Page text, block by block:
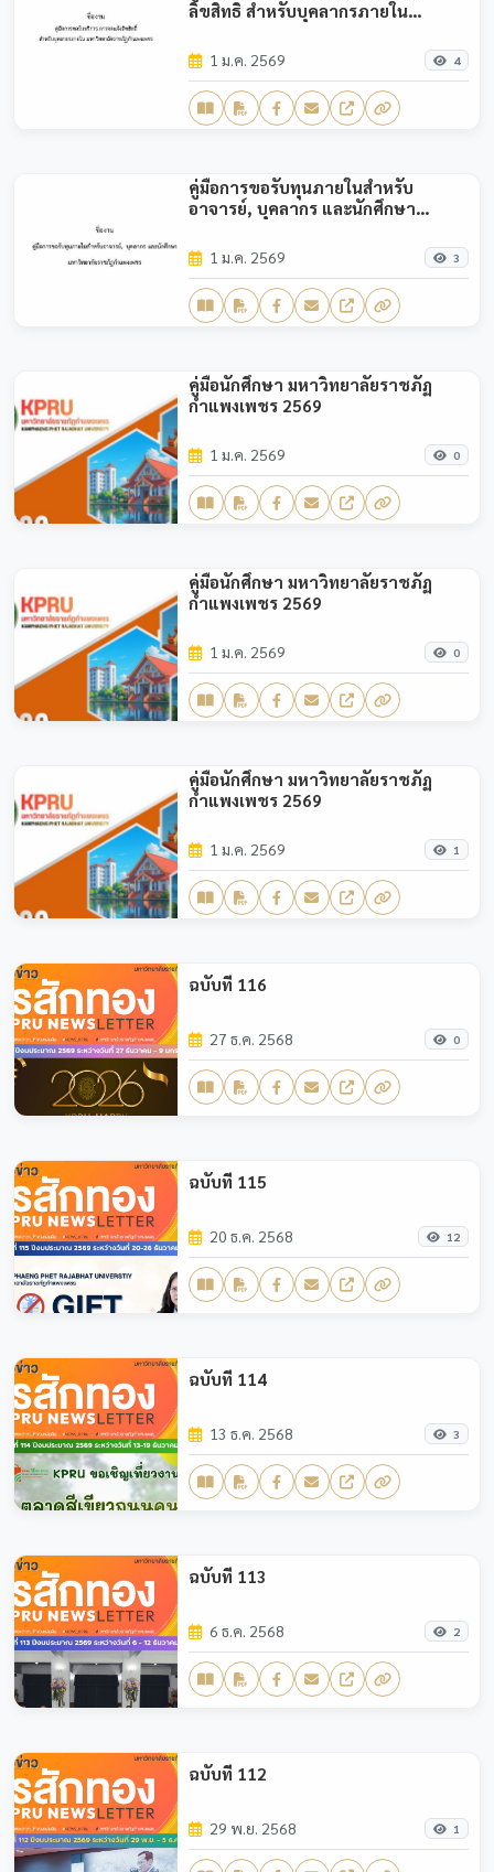
ลิขสิทธิ์ สำหรับบุคลากรภายใน
1 ม.ค. 2569 4
คู่มือการขอรับทุนภายในสำหรับ
อาจารย์, บุคลากร และนักศึกษา
1 ม.ค. 2569 3
คู่มือนักศึกษา มหาวิทยาลัยราชภัฏ
กำแพงเพชร 2569
1 ม.ค. 2569 0
คู่มือนักศึกษา มหาวิทยาลัยราชภัฏ
กำแพงเพชร 2569
1 ม.ค. 2569 0
คู่มือนักศึกษา มหาวิทยาลัยราชภัฏ
กำแพงเพชร 2569
1 ม.ค. 2569 1
ฉบับที่ 116
27 ธ.ค. 2568 0
ฉบับที่ 115
20 ธ.ค. 2568 12
ฉบับที่ 114
13 ธ.ค. 2568 3
ฉบับที่ 113
6 ธ.ค. 2568 2
ฉบับที่ 112
29 พ.ย. 2568 1